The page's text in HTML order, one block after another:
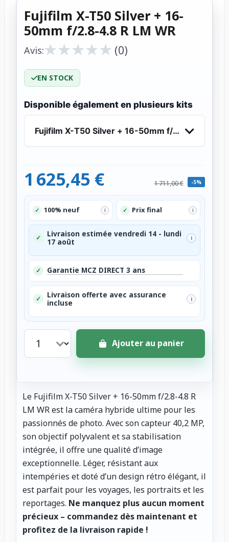
Fujifilm X-T50 Silver + 16-
50mm f/2.8-4.8 R LM WR
Avis:★
★★
★★
★★
★★
★ (0)
EN STOCK
Disponible également en plusieurs kits
Fujifilm X-T50 Silver + 16-50mm f/2.8-4.8 R LM
1 625,45 € 1 711,00 € -5%
✓ 100% neuf i ✓ Prix final i
✓
Livraison estimée vendredi 14 - lundi
17 août
i
✓ Garantie MCZ DIRECT 3 ans
✓
Livraison offerte avec assurance
incluse
i
Ajouter au panier
Le Fujifilm X-T50 Silver + 16-50mm f/2.8-4.8 R
LM WR est la caméra hybride ultime pour les
passionnés de photo. Avec son capteur 40,2 MP,
son objectif polyvalent et sa stabilisation
intégrée, il offre une qualité d’image
exceptionnelle. Léger, résistant aux
intempéries et doté d’un design rétro élégant, il
est parfait pour les voyages, les portraits et les
reportages. Ne manquez plus aucun moment
précieux – commandez dès maintenant et
profitez de la livraison rapide !